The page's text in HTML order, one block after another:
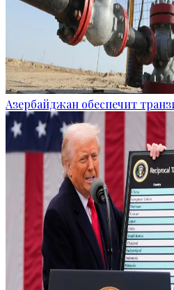
Азербайджан обеспечит